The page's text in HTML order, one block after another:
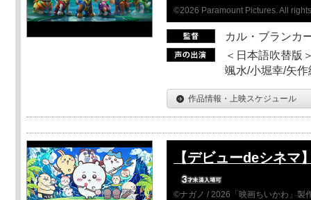
©2026 Paramount Pictures. All
カル・ブランカ
＜日本語吹替版
颯水/小堀幸/矢作
作品情報・上映スケジュール
【デビューdeシネマ
©ナガノ / 2026「映画ちいかわ」製